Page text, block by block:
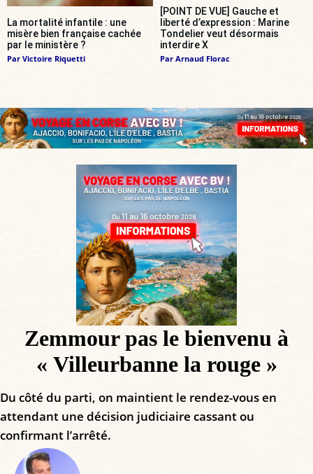
La mortalité infantile : une
misère bien française cachée
par le ministère ?
Par Victoire Riquetti
[POINT DE VUE] Gauche et
liberté d’expression : Marine
Tondelier veut désormais
interdire X
Par Arnaud Florac
Zemmour pas le bienvenu à
« Villeurbanne la rouge »
Du côté du parti, on maintient le rendez-vous en
attendant une décision judiciaire cassant ou
confirmant l’arrêté.